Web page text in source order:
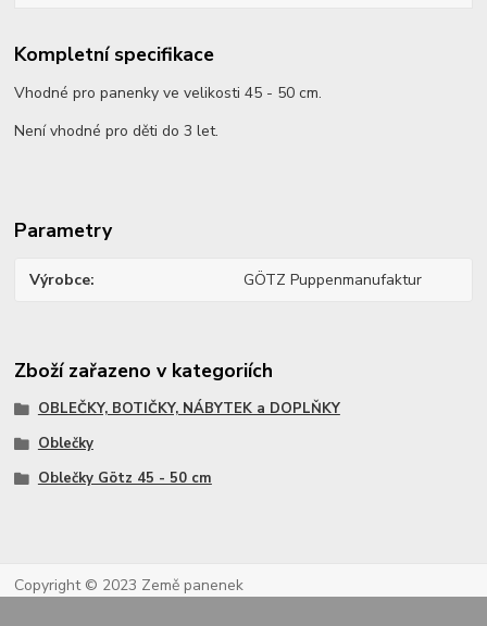
Kompletní specifikace
Vhodné pro panenky ve velikosti 45 - 50 cm.
Není vhodné pro děti do 3 let.
Parametry
Výrobce GÖTZ Puppenmanufaktur
Zboží zařazeno v kategoriích
OBLEČKY, BOTIČKY, NÁBYTEK a DOPLŇKY
Oblečky
Oblečky Götz 45 - 50 cm
Copyright © 2023 Země panenek